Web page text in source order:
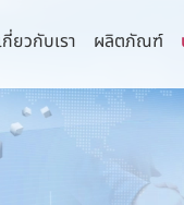
กี่ยวกับเรา
กิจ และค่านิยม
มา
ผลิตภัณฑ์
ตรี
ร
ำกับดูแลกิจการที่ดี
ณะกรรมการธรรมาภิบา
ารจัดการด้านความยั่งยืน
นความยั่งยืน
วาโก้ จำกัด (มหาชน)
ก้ศรีราชา จำกัด